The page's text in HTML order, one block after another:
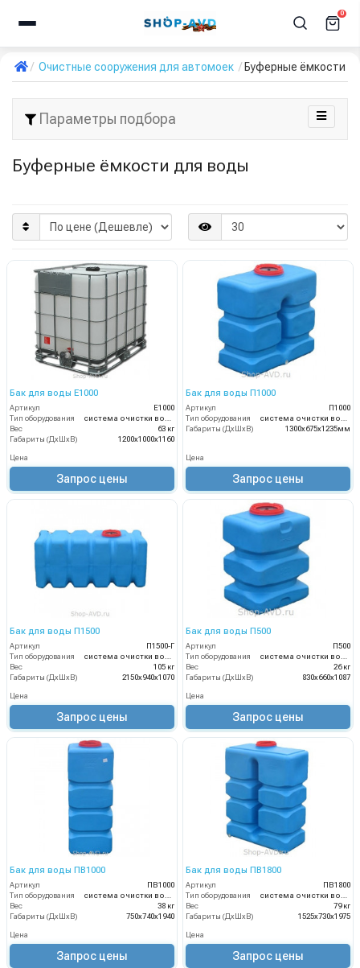
0
Очистные сооружения для автомоек Буферные ёмкости
Параметры подбора
Буферные ёмкости для воды
Бак для воды Е1000
Артикул
Е1000
Тип оборудования
Вес
63 кг
Габариты (ДхШхВ)
1200х1000х1160
Цена
Запрос цены
Бак для воды П1000
Артикул
П1000
Тип оборудования
Габариты (ДхШхВ)
1300х675х1235мм
Цена
Запрос цены
Бак для воды П1500
Артикул
П1500-Г
Тип оборудования
система очистки воды
Вес
105 кг
Габариты (ДхШхВ)
2150х940х1070
Цена
Запрос цены
Бак для воды П500
Артикул
П500
Тип оборудования
система очистки воды
Вес
26 кг
Габариты (ДхШхВ)
830х660х1087
Цена
Запрос цены
Бак для воды ПВ1000
Артикул
ПВ1000
Тип оборудования
система очистки воды
Вес
38 кг
Габариты (ДхШхВ)
750х740х1940
Цена
Запрос цены
Бак для воды ПВ1800
Артикул
ПВ1800
Тип оборудования
система очистки воды
Вес
79 кг
Габариты (ДхШхВ)
1525х730х1975
Цена
Запрос цены